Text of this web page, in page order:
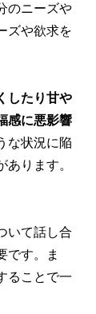
分のニーズ
ズや欲求を
くしたり甘
感に悪影響
な状況に陥
ります。
いて話し合
です。ま
ることで一